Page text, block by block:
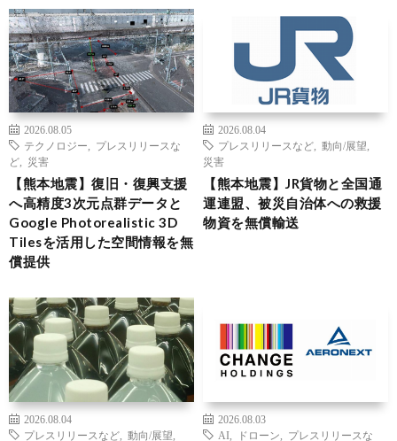
2026.08.05
テクノロジー
プレスリリースな
ど
災害
【熊本地震】復旧・復興支援
へ高精度3次元点群データと
Google Photorealistic 3D
Tilesを活用した空間情報を無
償提供
2026.08.04
プレスリリースなど
動向/展望
災害
【熊本地震】JR貨物と全国通
運連盟、被災自治体への救援
物資を無償輸送
2026.08.04
プレスリリースなど
動向/展望
2026.08.03
AI
ドローン
プレスリリースな